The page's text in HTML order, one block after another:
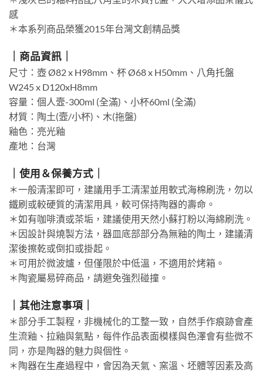
感
＊本系列商品榮獲2015年台灣文創精品獎
｜商品資訊｜
尺寸：壺 Ø82 x H98mm、杯 Ø68 x H50mm、八角托盤
W245 x D120xH8mm
容量：個人壼-300ml (全滿)、小杯60ml (全滿)
材質：陶土(壼/小杯)、木(拖盤)
釉色：亮光釉
產地：台灣
｜使用＆保養方式｜
＊一般清潔即可，建議用手工清潔並用軟式海棉刷洗，勿以
鐵刷或較硬質的清潔用具，較可保持陶器的壽命。
＊如有咖啡漬或茶垢，建議使用天然小蘇打粉以海綿刷洗。
＊因設計與燒製方法，器皿底部部分為無釉的陶土，建議清
潔後擦乾或倒扣或掛起。
＊可用於微波爐，但僅限於中低溫，不適用於烤箱。
＊陶瓷屬易碎商品，請避免強烈碰撞。
｜其他注意事項｜
＊部分手工製程，非機械化的工整一致，自然手作痕跡會產
生流釉、拉釉與氣點，每件作品表面模樣與色澤會有些微不
同，亦是陶器的魅力與個性。
＊陶器在生產過程中，會因為天氣、窯溫、坯體等因素及高